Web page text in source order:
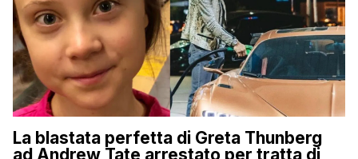
La blastata perfetta di Greta Thunberg
ad Andrew Tate arrestato per tratta di